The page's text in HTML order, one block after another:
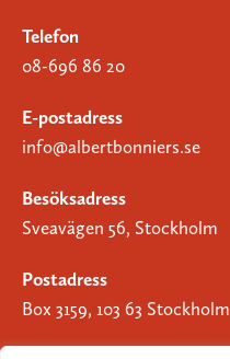
Telefon
08-696 86 20
E-postadress
info@albertbonniers.se
Besöksadress
Sveavägen 56, Stockholm
Postadress
Box 3159, 103 63 Stockholm